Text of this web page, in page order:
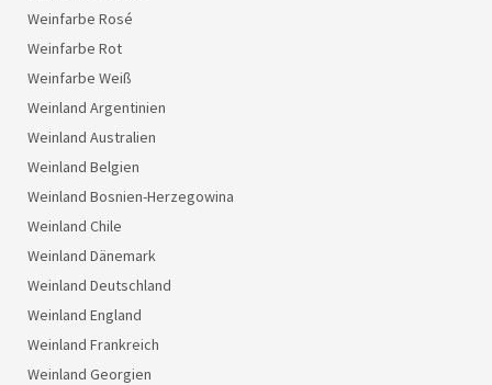
Weinfarbe Rosé
Weinfarbe Rot
Weinfarbe Weiß
Weinland Argentinien
Weinland Australien
Weinland Belgien
Weinland Bosnien-Herzegowina
Weinland Chile
Weinland Dänemark
Weinland Deutschland
Weinland England
Weinland Frankreich
Weinland Georgien